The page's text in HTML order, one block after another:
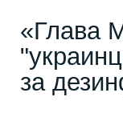
«Глава
за